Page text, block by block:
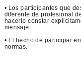
• Los participantes que
diferente de profesional
hacerlo constar
mensaje.
• El hecho de participar
normas.